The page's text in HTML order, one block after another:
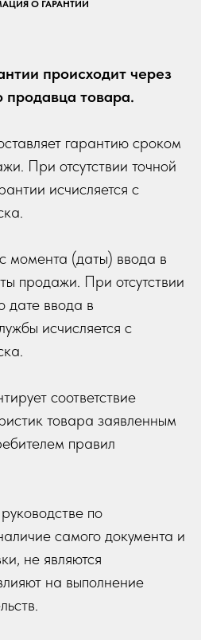
О ГАРАНТИИ
происходит через
продавца товара.
гарантию сроком
При отсутствии точной
исчисляется с
момента (даты) ввода в
продажи. При отсутствии
дате ввода в
исчисляется с
соответствие
товара заявленным
правил
по
самого документа и
не являются
на выполнение